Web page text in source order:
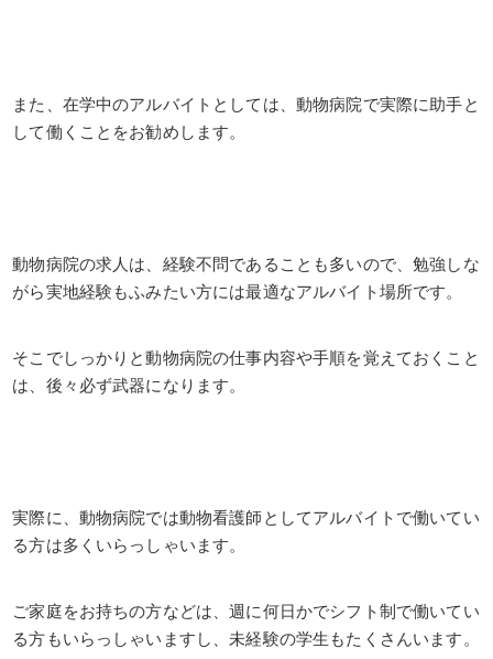
また、在学中のアルバイトとしては、動物病院で実際に助手と
して働くことをお勧めします。
動物病院の求人は、経験不問であることも多いので、勉強しな
がら実地経験もふみたい方には最適なアルバイト場所です。
そこでしっかりと動物病院の仕事内容や手順を覚えておくこと
は、後々必ず武器になります。
実際に、動物病院では動物看護師としてアルバイトで働いてい
る方は多くいらっしゃいます。
ご家庭をお持ちの方などは、週に何日かでシフト制で働いてい
る方もいらっしゃいますし、未経験の学生もたくさんいます。